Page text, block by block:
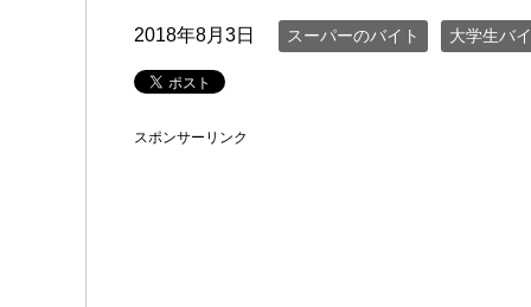
2018年8月3日 スーパーのバイト 大学生バ
スポンサーリンク